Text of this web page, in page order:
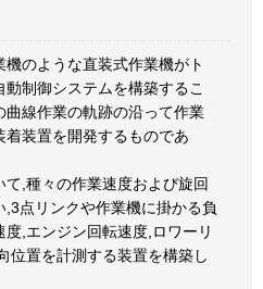
のような直装式作業機がト
制御システムを構築するこ
曲線作業の軌跡の沿って作業
装置を開発するものであ
,種々の作業速度および旋回
点リンクや作業機に掛かる負
,エンジン回転速度,ロワーリ
位置を計測する装置を構築し